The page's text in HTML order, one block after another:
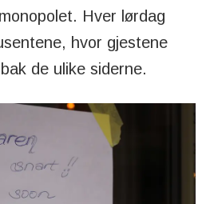
Hver lørdag
hvor gjestene
de ulike siderne.